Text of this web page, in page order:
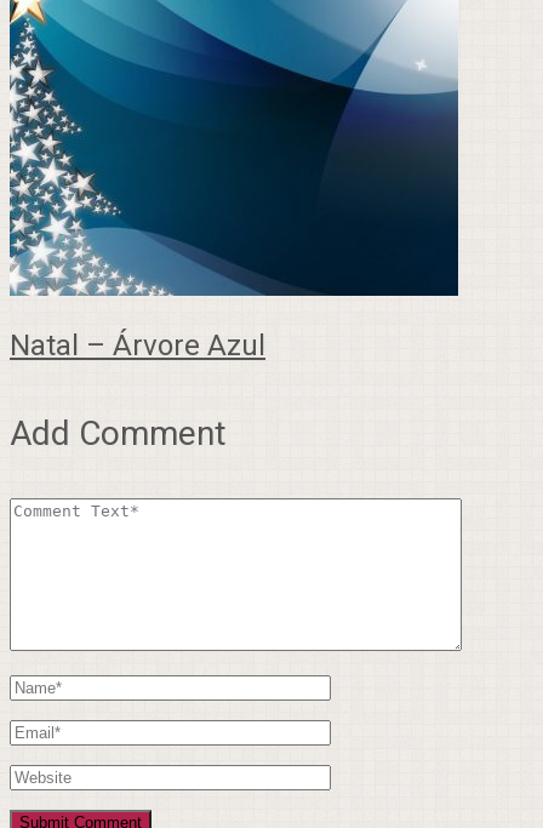
Natal – Árvore Azul
Add Comment